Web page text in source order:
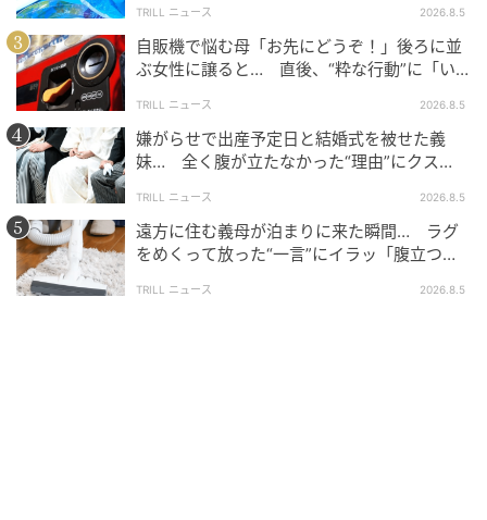
の代わりに伝えてもらいました。
---突然怒鳴られるだけでもドキッとしてしまいそうで
すが、最後の捨て台詞には驚かされますね。
気持ちの良いコミュニケーションのために
突然怒鳴られてパニックになってもおかしくない状況
で、別のスタッフに確認しようとした投稿者さんの冷
静な対応に感心した方も多いのではないでしょうか。
TRILL ニュース 2026.8.5
自販機で悩む母「お先にどうぞ！」後ろに並
ぶ女性に譲ると… 直後、“粋な行動”に「い
TRILL ニュース 2026.8.5
嫌がらせで出産予定日と結婚式を被せた義
妹… 全く腹が立たなかった“理由”にクス
TRILL ニュース 2026.8.5
遠方に住む義母が泊まりに来た瞬間… ラグ
をめくって放った“一言”にイラッ「腹立つ
TRILL ニュース 2026.8.5